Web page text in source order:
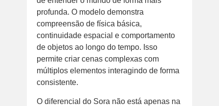
profunda. O modelo demonstra
compreensão de física básica,
continuidade espacial e comportamento
de objetos ao longo do tempo. Isso
permite criar cenas complexas com
múltiplos elementos interagindo de forma
consistente.
O diferencial do Sora não está apenas na